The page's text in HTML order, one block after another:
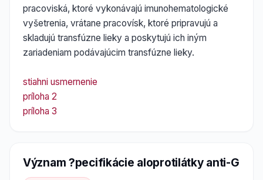
pracoviská, ktoré vykonávajú imunohematologické
vyšetrenia, vrátane pracovísk, ktoré pripravujú a
skladujú transfúzne lieky a poskytujú ich iným
zariadeniam podávajúcim transfúzne lieky.
stiahni usmernenie
príloha 2
príloha 3
Význam ?pecifikácie aloprotilátky anti-G